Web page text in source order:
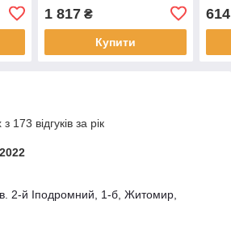
захист від корозії та
фінішна емаль
1 817₴
Купити
614
173 відгуків за рік
2-й Іподромний, 1-б, Житомир,